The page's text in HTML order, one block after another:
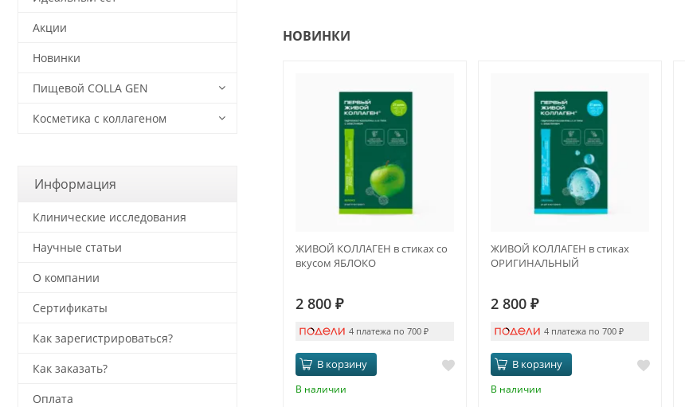
НОВИНКИ
ЖИВОЙ КОЛЛАГЕН в стиках со
вкусом ЯБЛОКО
2 800 ₽
4 платежа по 700₽
В корзину
В наличии
ЖИВОЙ КОЛЛАГЕН в стиках
ОРИГИНАЛЬНЫЙ
2 800 ₽
4 платежа по 700₽
В корзину
В наличии
Акции
Новинки
Пищевой COLLA GEN
Косметика с коллагеном
Информация
Клинические исследования
Научные статьи
О компании
Сертификаты
Как зарегистрироваться?
Как заказать?
Оплата